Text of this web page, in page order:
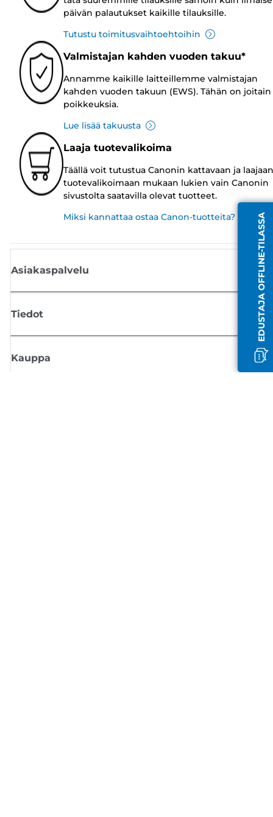
EDUSTAJA OFFLINE-TILASSA
päivän palautukset kaikille tilauksille.
Tutustu toimitusvaihtoehtoihin
Valmistajan kahden vuoden takuu*
Annamme kaikille laitteillemme valmistajan
kahden vuoden takuun (EWS). Tähän on joitain
poikkeuksia.
Lue lisää takuusta
Laaja tuotevalikoima
Täällä voit tutustua Canonin kattavaan ja laajaan
tuotevalikoimaan mukaan lukien vain Canonin
sivustolta saatavilla olevat tuotteet.
Miksi kannattaa ostaa Canon-tuotteita?
Asiakaspalvelu
Tiedot
Kauppa